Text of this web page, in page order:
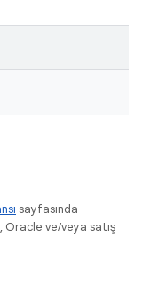
sayfasında
Oracle ve/veya satış